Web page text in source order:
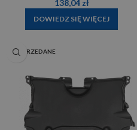
138,04 zł
DOWIEDZ SIĘ WIĘCEJ
WYPRZEDANE